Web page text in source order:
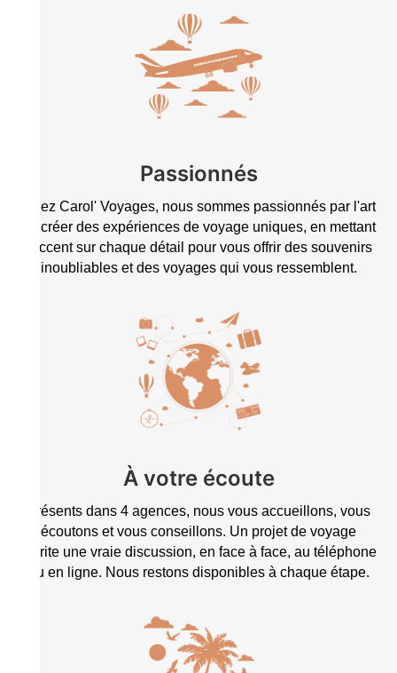
Passionnés
Chez Carol' Voyages, nous sommes passionnés par l'art
de créer des expériences de voyage uniques, en mettant
l'accent sur chaque détail pour vous offrir des souvenirs
inoubliables et des voyages qui vous ressemblent.
À votre écoute
Présents dans 4 agences, nous vous accueillons, vous
écoutons et vous conseillons. Un projet de voyage
mérite une vraie discussion, en face à face, au téléphone
ou en ligne. Nous restons disponibles à chaque étape.